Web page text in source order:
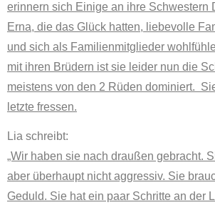
erinnern sich Einige an ihre Schwestern
Erna, die das Glück hatten, liebevolle
und sich als Familienmitglieder
mit ihren Brüdern ist sie leider nun die
meistens von den 2 Rüden dominiert.
letzte fressen.
Lia schreibt:
„Wir haben sie nach draußen gebracht.
aber überhaupt nicht aggressiv. Sie
Geduld. Sie hat ein paar Schritte an der